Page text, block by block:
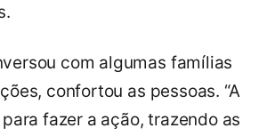
com algumas famílias
confortou as pessoas. “A
fazer a ação, trazendo as